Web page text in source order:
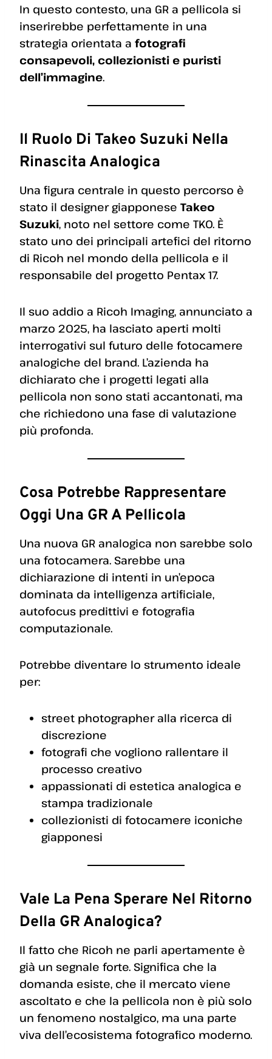
In questo contesto, una GR a pellicola si
inserirebbe perfettamente in una
strategia orientata a fotografi
consapevoli, collezionisti e puristi
dell’immagine.
Il Ruolo Di Takeo Suzuki Nella
Rinascita Analogica
Una figura centrale in questo percorso è
stato il designer giapponese Takeo
Suzuki, noto nel settore come TKO. È
stato uno dei principali artefici del ritorno
di Ricoh nel mondo della pellicola e il
responsabile del progetto Pentax 17.
Il suo addio a Ricoh Imaging, annunciato a
marzo 2025, ha lasciato aperti molti
interrogativi sul futuro delle fotocamere
analogiche del brand. L’azienda ha
dichiarato che i progetti legati alla
pellicola non sono stati accantonati, ma
che richiedono una fase di valutazione
più profonda.
Cosa Potrebbe Rappresentare
Oggi Una GR A Pellicola
Una nuova GR analogica non sarebbe solo
una fotocamera. Sarebbe una
dichiarazione di intenti in un’epoca
dominata da intelligenza artificiale,
autofocus predittivi e fotografia
computazionale.
Potrebbe diventare lo strumento ideale
per:
street photographer alla ricerca di
discrezione
fotografi che vogliono rallentare il
processo creativo
appassionati di estetica analogica e
stampa tradizionale
collezionisti di fotocamere iconiche
giapponesi
Vale La Pena Sperare Nel Ritorno
Della GR Analogica?
Il fatto che Ricoh ne parli apertamente è
già un segnale forte. Significa che la
domanda esiste, che il mercato viene
ascoltato e che la pellicola non è più solo
un fenomeno nostalgico, ma una parte
viva dell’ecosistema fotografico moderno.